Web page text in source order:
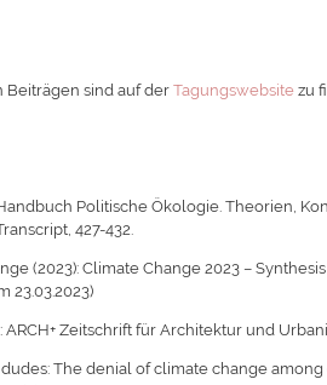
Beiträgen sind auf derTagungswebsite zu
Politische Ökologie. Theorien,
427-432.
(2023): Climate Change 2023 –
23.03.2023)
Zeitschrift für Architektur und
dudes: The denial of climate change